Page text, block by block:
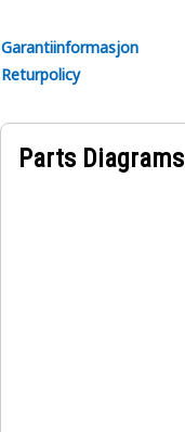
Garantiinformasjon
Returpolicy
Parts Diagrams